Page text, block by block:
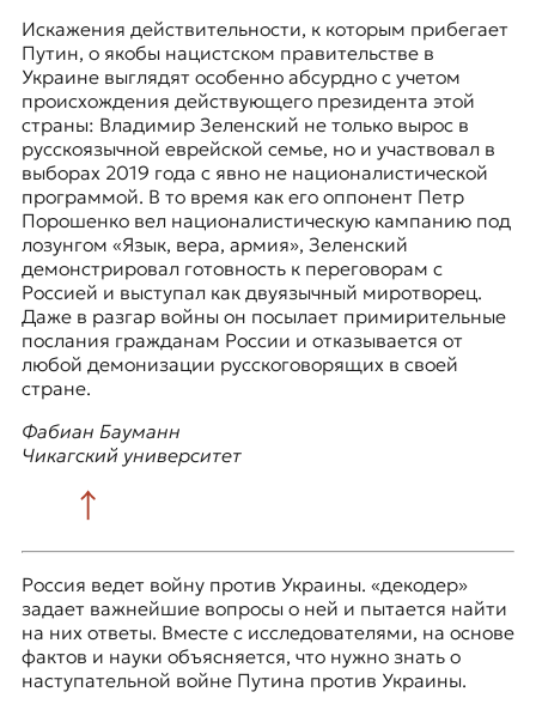
Искажения действительности, к которым прибегает
Путин, о якобы нацистском правительстве в
Украине выглядят особенно абсурдно с учетом
происхождения действующего президента этой
страны: Владимир Зеленский не только вырос в
русскоязычной еврейской семье, но и участвовал в
выборах 2019 года с явно не националистической
программой. В то время как его оппонент Петр
Порошенко вел националистическую кампанию под
лозунгом «Язык, вера, армия», Зеленский
демонстрировал готовность к переговорам с
Россией и выступал как двуязычный миротворец.
Даже в разгар войны он посылает примирительные
послания гражданам России и отказывается от
любой демонизации русскоговорящих в своей
стране.
Фабиан Бауманн
Чикагский университет
Россия ведет войну против Украины. «декодер»
задает важнейшие вопросы о ней и пытается найти
на них ответы. Вместе с исследователями, на основе
фактов и науки объясняется, что нужно знать о
наступательной войне Путина против Украины.